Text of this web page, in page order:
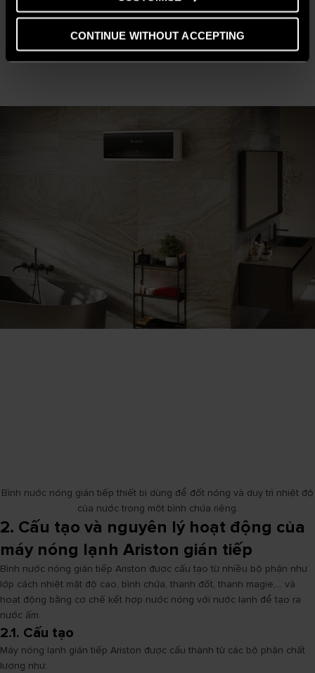
CONTINUE WITHOUT ACCEPTING
Bình nước nóng gián tiếp thiết bị dùng để đốt nóng và duy trì nhiệt độ
của nước trong một bình chứa riêng.
2. Cấu tạo và nguyên lý hoạt động của
máy nóng lạnh Ariston gián tiếp
Bình nước nóng gián tiếp Ariston được cấu tạo từ nhiều bộ phận như
lớp cách nhiệt mật độ cao, bình chứa, thanh đốt, thanh magie,... và
hoạt động bằng cơ chế kết hợp nước nóng với nước lạnh để tạo ra
nước ấm.
2.1. Cấu tạo
Máy nóng lạnh gián tiếp Ariston được cấu thành từ các bộ phận chất
lượng như: